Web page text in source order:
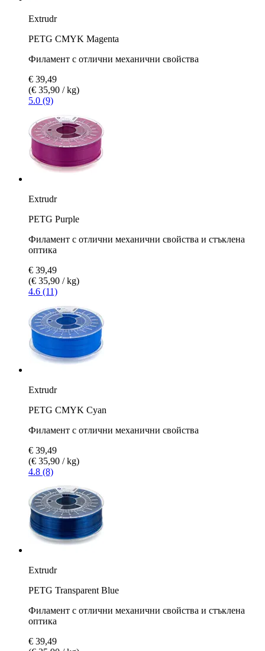
Extrudr
PETG CMYK Magenta
Филамент с отлични механични свойства
€ 39,49
(€ 35,90 / kg)
5.0 (9)
Extrudr
PETG Purple
Филамент с отлични механични свойства и стъклена
оптика
€ 39,49
(€ 35,90 / kg)
4.6 (11)
Extrudr
PETG CMYK Cyan
Филамент с отлични механични свойства
€ 39,49
(€ 35,90 / kg)
4.8 (8)
Extrudr
PETG Transparent Blue
Филамент с отлични механични свойства и стъклена
оптика
€ 39,49